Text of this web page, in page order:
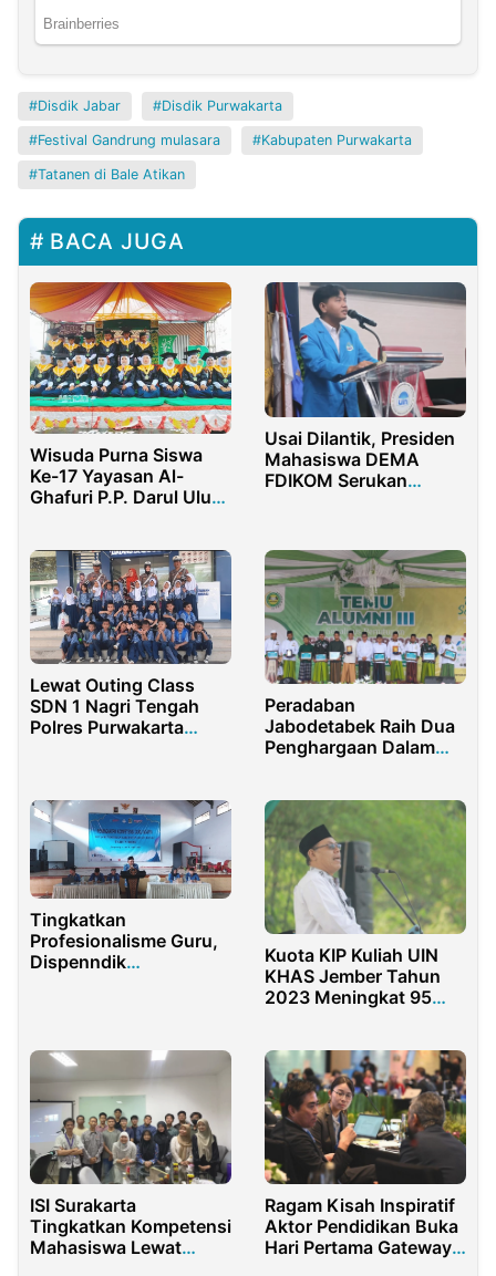
Disdik Jabar Disdik Purwakarta
Festival Gandrung mulasara Kabupaten Purwakarta
Tatanen di Bale Atikan
BACA JUGA
Wisuda Purna Siswa
Ke-17 Yayasan Al-
Ghafuri P.P. Darul Ulum
Usai Dilantik, Presiden
Mahasiswa DEMA
FDIKOM Serukan
Lewat Outing Class
SDN 1 Nagri Tengah
Polres Purwakarta
Peradaban
Jabodetabek Raih Dua
Penghargaan Dalam
Tingkatkan
Profesionalisme Guru,
Dispenndik
Agama 2025
Kuota KIP Kuliah UIN
KHAS Jember Tahun
2023 Meningkat 95
ISI Surakarta
Tingkatkan Kompetensi
Mahasiswa Lewat
Ragam Kisah Inspiratif
Aktor Pendidikan Buka
Hari Pertama Gateways